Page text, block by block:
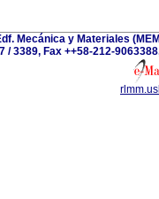
Mecánica y Materiales
/ 3389, Fax ++58-212-